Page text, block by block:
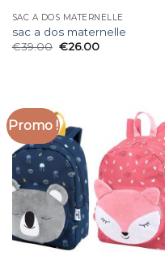
SAC A DOS MATERNELLE
sac a dos maternelle
€39.00 €26.00
Promo !